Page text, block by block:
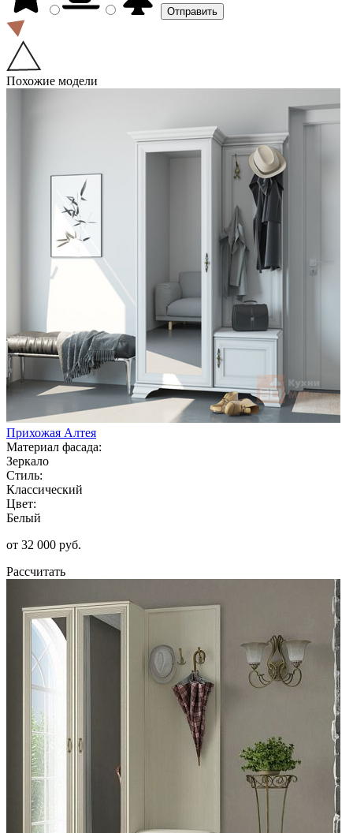
Похожие модели
Прихожая Алтея
Материал фасада:
Зеркало
Стиль:
Классический
Цвет:
Белый
от 32 000 руб.
Рассчитать